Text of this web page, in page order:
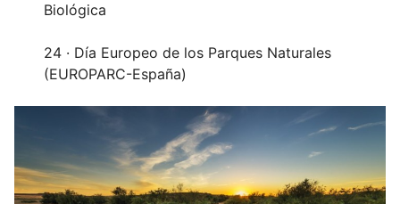
Biológica
24 · Día Europeo de los Parques Naturales
(EUROPARC-España)